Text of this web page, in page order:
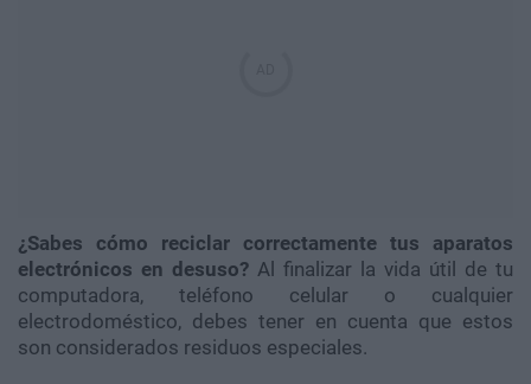
¿Sabes cómo reciclar correctamente tus aparatos
electrónicos en desuso? Al finalizar la vida útil de tu
computadora, teléfono celular o cualquier
electrodoméstico, debes tener en cuenta que estos
son considerados residuos especiales.